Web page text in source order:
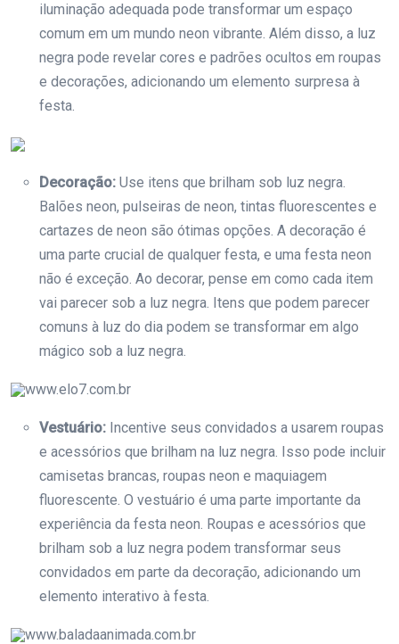
iluminação adequada pode transformar um espaço
comum em um mundo neon vibrante. Além disso, a luz
negra pode revelar cores e padrões ocultos em roupas
e decorações, adicionando um elemento surpresa à
festa.
Decoração: Use itens que brilham sob luz negra.
Balões neon, pulseiras de neon, tintas fluorescentes e
cartazes de neon são ótimas opções. A decoração é
uma parte crucial de qualquer festa, e uma festa neon
não é exceção. Ao decorar, pense em como cada item
vai parecer sob a luz negra. Itens que podem parecer
comuns à luz do dia podem se transformar em algo
mágico sob a luz negra.
www.elo7.com.br
Vestuário: Incentive seus convidados a usarem roupas
e acessórios que brilham na luz negra. Isso pode incluir
camisetas brancas, roupas neon e maquiagem
fluorescente. O vestuário é uma parte importante da
experiência da festa neon. Roupas e acessórios que
brilham sob a luz negra podem transformar seus
convidados em parte da decoração, adicionando um
elemento interativo à festa.
www.baladaanimada.com.br